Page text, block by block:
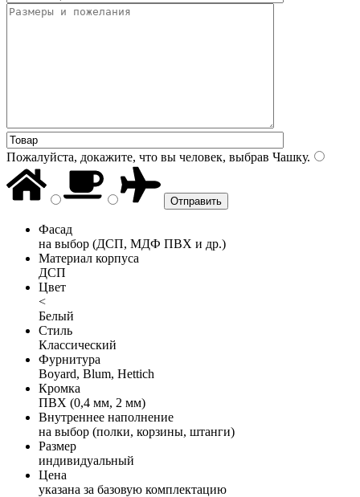
Пожалуйста, докажите, что вы человек, выбрав Чашку.
Фасад
на выбор (ДСП, МДФ ПВХ и др.)
Материал корпуса
ДСП
Цвет
<
Белый
Стиль
Классический
Фурнитура
Boyard, Blum, Hettich
Кромка
ПВХ (0,4 мм, 2 мм)
Внутреннее наполнение
на выбор (полки, корзины, штанги)
Размер
индивидуальный
Цена
указана за базовую комплектацию